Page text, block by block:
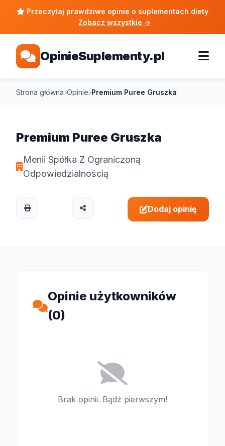
Przeczytaj prawdziwe opinie o suplementach diety
Zobacz wszystkie →
OpinieSuplementy.pl
Strona główna Opinie Premium Puree Gruszka
Premium Puree Gruszka
Menii Spółka Z Ograniczoną
Odpowiedzialnością
Dodaj opinię
Opinie użytkowników
(0)
Brak opinii. Bądź pierwszym!